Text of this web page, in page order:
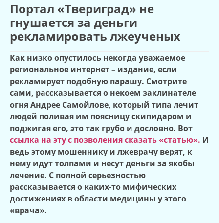
Портал «Твериград» не
гнушается за деньги
рекламировать лжеученых
Как низко опустилось некогда уважаемое
региональное интернет – издание, если
рекламирует подобную парашу. Смотрите
сами, рассказывается о некоем заклинателе
огня Андрее Самойлове, который типа лечит
людей поливая им поясницу скипидаром и
поджигая его, это так грубо и дословно. Вот
ссылка на эту с позволения сказать «статью». И
ведь этому мошеннику и лжеврачу верят, к
нему идут толпами и несут деньги за якобы
лечение. С полной серьезностью
рассказывается о каких-то мифических
достижениях в области медицины у этого
«врача».